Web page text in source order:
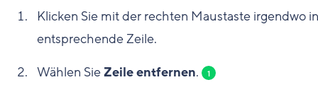
Klicken Sie mit der rechten Maustaste irgendwo
entsprechende Zeile.
Wählen SieZeile entfernen. 1